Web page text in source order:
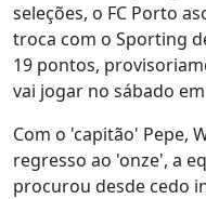
seleções, o FC Porto
troca com o Sporting
19 pontos,
vai jogar no sábado
Com o 'capitão' Pepe,
regresso ao 'onze', a
procurou desde cedo